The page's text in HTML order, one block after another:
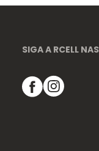
SIGA A RCELL